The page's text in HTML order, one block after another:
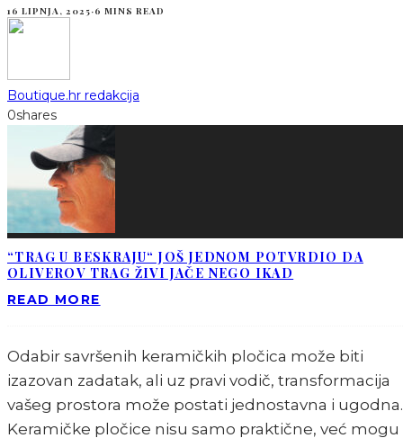
16 LIPNJA, 2025·6 MINS READ
Boutique.hr redakcija
0shares
“TRAG U BESKRAJU“ JOŠ JEDNOM POTVRDIO DA
OLIVEROV TRAG ŽIVI JAČE NEGO IKAD
READ MORE
Odabir savršenih keramičkih pločica može biti
izazovan zadatak, ali uz pravi vodič, transformacija
vašeg prostora može postati jednostavna i ugodna.
Keramičke pločice nisu samo praktične, već mogu